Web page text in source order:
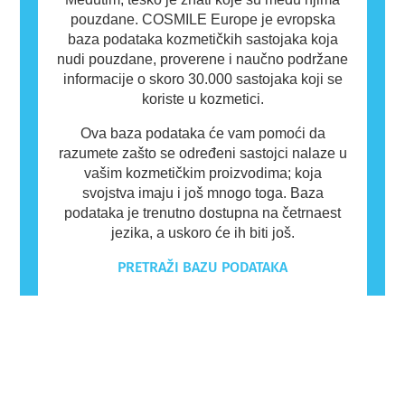
pouzdane. COSMILE Europe je evropska
baza podataka kozmetičkih sastojaka koja
nudi pouzdane, proverene i naučno podržane
informacije o skoro 30.000 sastojaka koji se
koriste u kozmetici.
Ova baza podataka će vam pomoći da
razumete zašto se određeni sastojci nalaze u
vašim kozmetičkim proizvodima; koja
svojstva imaju i još mnogo toga. Baza
podataka je trenutno dostupna na četrnaest
jezika, a uskoro će ih biti još.
PRETRAŽI BAZU PODATAKA